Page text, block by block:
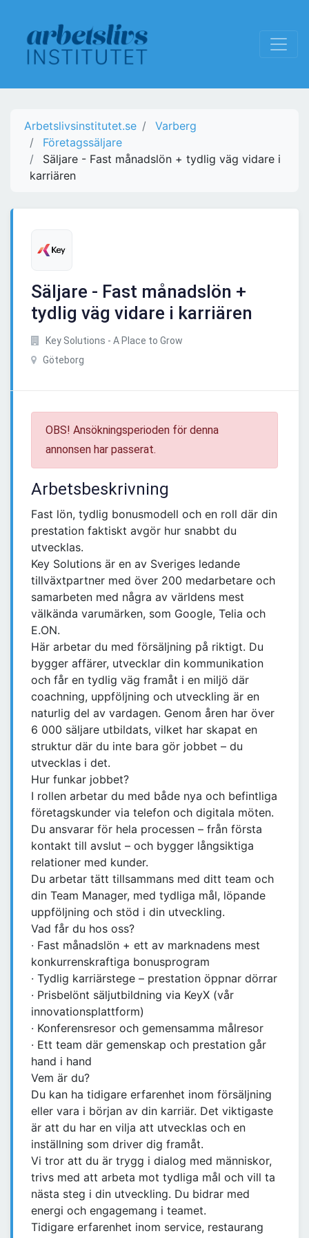
Arbetslivsinstitutet.se
Varberg
Företagssäljare
Säljare - Fast månadslön + tydlig väg vidare i
karriären
Säljare - Fast månadslön +
tydlig väg vidare i karriären
Key Solutions - A Place to Grow
Göteborg
OBS! Ansökningsperioden för denna
annonsen har passerat.
Arbetsbeskrivning
Fast lön, tydlig bonusmodell och en roll där din
prestation faktiskt avgör hur snabbt du
utvecklas.
Key Solutions är en av Sveriges ledande
tillväxtpartner med över 200 medarbetare och
samarbeten med några av världens mest
välkända varumärken, som Google, Telia och
E.ON.
Här arbetar du med försäljning på riktigt. Du
bygger affärer, utvecklar din kommunikation
och får en tydlig väg framåt i en miljö där
coachning, uppföljning och utveckling är en
naturlig del av vardagen. Genom åren har över
6 000 säljare utbildats, vilket har skapat en
struktur där du inte bara gör jobbet – du
utvecklas i det.
Hur funkar jobbet?
I rollen arbetar du med både nya och befintliga
företagskunder via telefon och digitala möten.
Du ansvarar för hela processen – från första
kontakt till avslut – och bygger långsiktiga
relationer med kunder.
Du arbetar tätt tillsammans med ditt team och
din Team Manager, med tydliga mål, löpande
uppföljning och stöd i din utveckling.
Vad får du hos oss?
· Fast månadslön + ett av marknadens mest
konkurrenskraftiga bonusprogram
· Tydlig karriärstege – prestation öppnar dörrar
· Prisbelönt säljutbildning via KeyX (vår
innovationsplattform)
· Konferensresor och gemensamma målresor
· Ett team där gemenskap och prestation går
hand i hand
Vem är du?
Du kan ha tidigare erfarenhet inom försäljning
eller vara i början av din karriär. Det viktigaste
är att du har en vilja att utvecklas och en
inställning som driver dig framåt.
Vi tror att du är trygg i dialog med människor,
trivs med att arbeta mot tydliga mål och vill ta
nästa steg i din utveckling. Du bidrar med
energi och engagemang i teamet.
Tidigare erfarenhet inom service, restaurang